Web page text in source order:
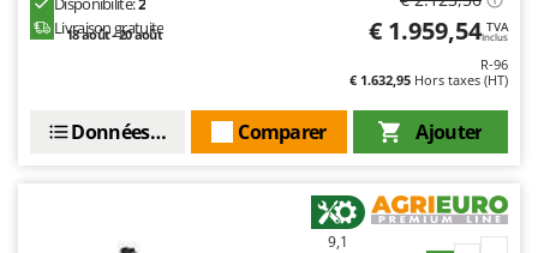
Michelin
Mockmill
Livraison gratuite
18 août - 20 août € 1.959,54 TVA
Inclus
R-96
€ 1.632,95 Hors taxes (HT)
Ajouter
Comparer
Données techniques
9,1